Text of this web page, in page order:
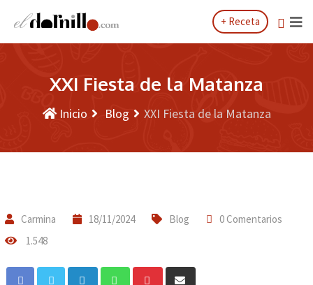
+ Receta
XXI Fiesta de la Matanza
Inicio Blog XXI Fiesta de la Matanza
Carmina 18/11/2024 Blog
0 Comentarios
1.548
LinkedIn WhatsappPinterest